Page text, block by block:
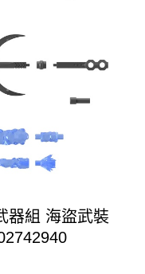
器組 海盜武裝